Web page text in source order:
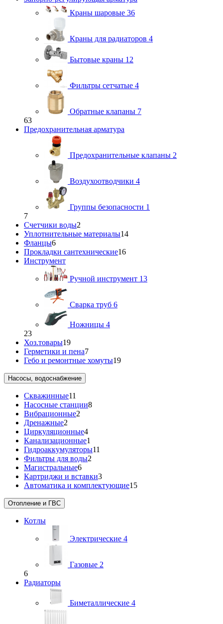
Краны шаровые 36
Краны для радиаторов 4
Бытовые краны 12
Фильтры сетчатые 4
Обратные клапаны 7
63
Предохранительная арматура
Предохранительные клапаны 2
Воздухоотводчики 4
Группы безопасности 1
7
Счетчики воды2
Уплотнительные материалы14
Фланцы6
Прокладки сантехнические16
Инструмент
Ручной инструмент 13
Сварка труб 6
Ножницы 4
23
Хоз.товары19
Герметики и пена7
Гебо и ремонтные хомуты19
Насосы, водоснабжение
Скважинные11
Насосные станции8
Вибрационные2
Дренажные2
Циркуляционные4
Канализационные1
Гидроаккумуляторы11
Фильтры для воды2
Магистральные6
Картриджи и вставки3
Автоматика и комплектующие15
Отопление и ГВС
Котлы
Электрические 4
Газовые 2
6
Радиаторы
Биметаллические 4